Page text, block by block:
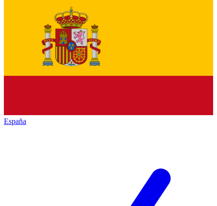
España